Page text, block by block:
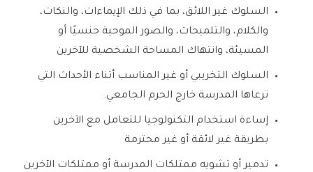
السلوك غير اللائق، بما في ذلك الإيماءات، والنكات،
والكلام، والتلميحات، والصور الموحية جنسيًا أو
المسيئة، وانتهاك المساحة الشخصية للآخرين
السلوك التخريبي أو غير المناسب أثناء الأحداث التي
ترعاها المدرسة خارج الحرم الجامعي.
إساءة استخدام التكنولوجيا للتعامل مع الآخرين
بطريقة غير لائقة أو غير محترمة
تدمير أو تشويه ممتلكات المدرسة أو ممتلكات الآخرين